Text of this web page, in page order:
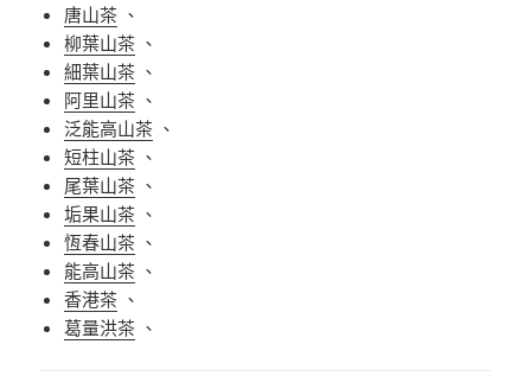
唐山茶 、
柳葉山茶 、
細葉山茶 、
阿里山茶 、
泛能高山茶 、
短柱山茶 、
尾葉山茶 、
垢果山茶 、
恆春山茶 、
能高山茶 、
香港茶 、
葛量洪茶 、